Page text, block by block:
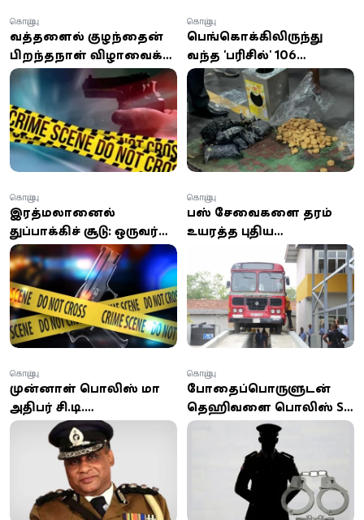
வத்தளையில் குழந்தையின்
பிறந்தநாள் விழாவைக்
குறிவைத்து துப்பாக்கிச்
சூடு: ஒருவர் உயிரிழப்பு!
கொழும்பு
பெங்கொக்கிலிருந்து
வந்த 'பரிசில்' 106
மில்லியன் ரூபாய்
பெறுமதியான
போதைப்பொருள்
சிக்கியது!
கொழும்பு
இரத்மலானையில்
துப்பாக்கிச் சூடு: ஒருவர்
உயிரிழப்பு
கொழும்பு
பஸ் சேவைகளை தரம்
உயரத்த புதிய
புறக்கோட்டை பஸ்
நிலையப் பொறியியல் பிரிவு
கொழும்பு
முன்னாள் பொலிஸ் மா
அதிபர் சி.டி.
விக்கிரமரத்னவின்
மரணம்: விசாரணை
தொடர்கிறது, ஜூலை
20ஆம் திகதி இறுதிச்
சடங்கு
கொழும்பு
போதைப்பொருளுடன்
தெஹிவளை பொலிஸ் SI
கைது: ஹெரோய்ன்,
கஞ்சா, வெளிநாட்டு
சிகரெட்டுகள் பறிமுதல்
கொழும்பு